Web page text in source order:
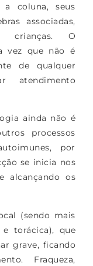
a coluna, seus
associadas,
crianças. O
vez que não é
de qualquer
atendimento
ainda não é
processos
por
se inicia nos
alcançando os
(sendo mais
torácica), que
grave, ficando
Fraqueza,